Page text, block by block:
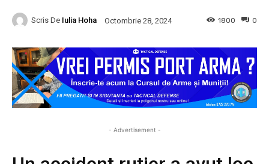
Scris De Iulia Hoha Octombrie 28, 2024 0
1800
- Advertisement -